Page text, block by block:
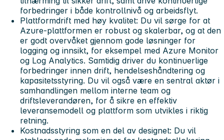
forbedringer i både kontrollnivå og arbeidsflyt.
Plattformdrift med høy kvalitet: Du vil sørge for at
Azure-plattformen er robust og skalerbar, og at den
er godt overvåket gjennom gode løsninger for
logging og innsikt, for eksempel med Azure Monitor
og Log Analytics. Samtidig driver du kontinuerlige
forbedringer innen drift, hendelseshåndtering og
kapasitetsstyring. Du vil også være en sentral aktør i
samhandlingen mellom interne team og
driftsleverandøren, for å sikre en effektiv
leveransemodell og plattform som utvikles i riktig
retning.
Kostnadsstyring som en del av designet: Du vil